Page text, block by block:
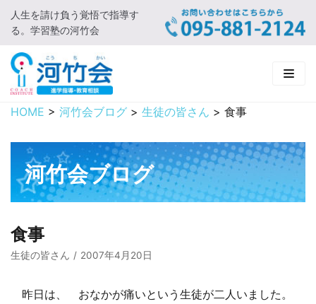
コ
ン
テ
ン
ツ
に
キ
プ
人生を請け負う覚悟で指導す
る。学習塾の河竹会
HOME
新着情報
□ お知らせ
河竹会について
□ 河竹会について
□ 小学部
実 績
HOME > 河竹会ブログ > 生徒の皆さん > 食事
河竹会ブログ
食事
生徒の皆さん 2007年4月20日
昨日は、 おなかが痛いという生徒が二人いました。